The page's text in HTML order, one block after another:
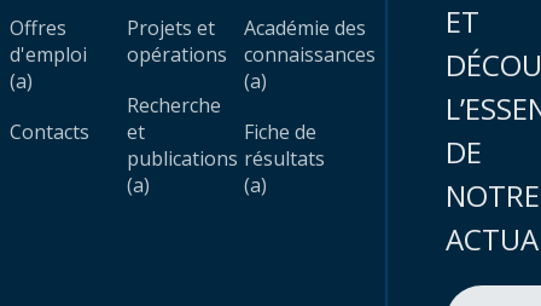
Offres
d'emploi
(a)
Contacts
Projets et
opérations
Recherche
et
publications
(a)
Académie des
connaissances
(a)
Fiche de
résultats
(a)
ET
DE
NOTRE